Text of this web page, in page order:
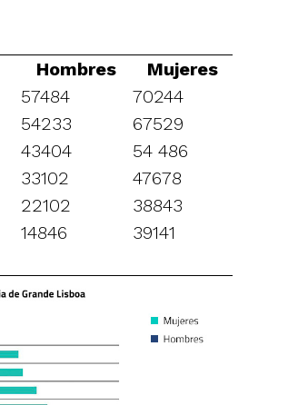
Hombres
Mujeres
57484
70244
54233
67529
43404
54 486
33102
47678
22102
38843
14846 39141